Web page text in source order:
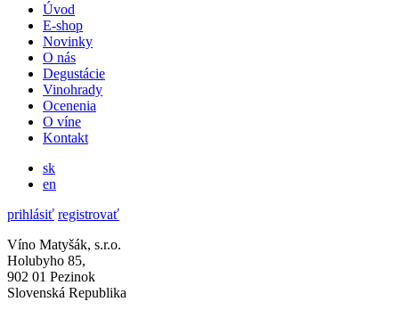
Úvod
E-shop
Novinky
O nás
Degustácie
Vinohrady
Ocenenia
O víne
Kontakt
sk
en
prihlásiť registrovať
Víno Matyšák, s.r.o.
Holubyho 85,
902 01 Pezinok
Slovenská Republika